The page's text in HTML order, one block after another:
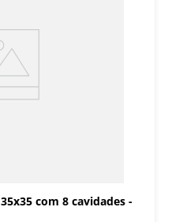
com 8 cavidades -